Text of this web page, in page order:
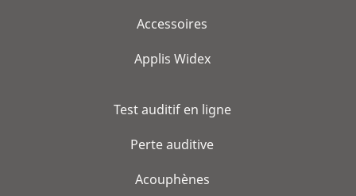
Accessoires
Applis Widex
Test auditif en ligne
Perte auditive
Acouphènes